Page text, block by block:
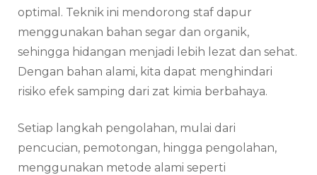
optimal. Teknik ini mendorong staf dapur
menggunakan bahan segar dan organik,
sehingga hidangan menjadi lebih lezat dan sehat.
Dengan bahan alami, kita dapat menghindari
risiko efek samping dari zat kimia berbahaya.
Setiap langkah pengolahan, mulai dari
pencucian, pemotongan, hingga pengolahan,
menggunakan metode alami seperti